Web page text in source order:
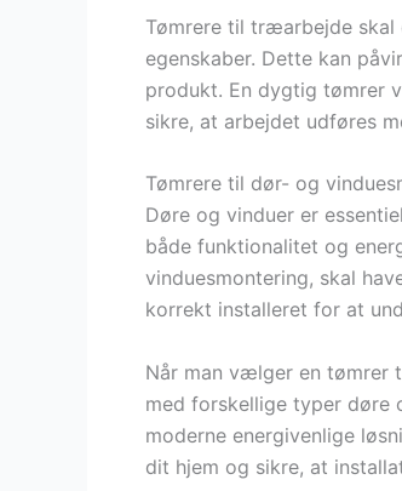
Tømrere til træarbejde
egenskaber. Dette kan
produkt. En dygtig tømrer
sikre, at arbejdet udføres
Tømrere til dør- og
Døre og vinduer er
både funktionalitet og
vinduesmontering, skal
korrekt installeret for at
Når man vælger en tømrer
med forskellige typer døre
moderne energivenlige
dit hjem og sikre, at